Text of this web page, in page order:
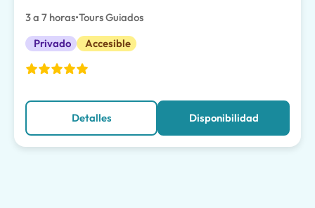
3 a 7 horas•Tours Guiados
Privado
Accesible
Detalles Disponibilidad